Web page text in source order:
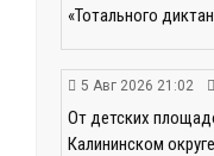
«Тотального
5 Авг 2026 21:02
От детских
Калининском